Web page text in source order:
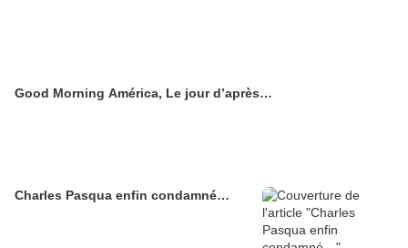
Good Morning América, Le jour d’après…
Charles Pasqua enfin condamné…